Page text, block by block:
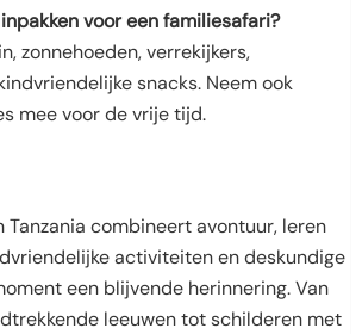
voor een familiesafari?
zonnehoeden, verrekijkers,
snacks. Neem ook
mee voor de vrije tijd.
Tanzania combineert avontuur, leren
activiteiten en deskundige
een blijvende herinnering. Van
leeuwen tot schilderen met